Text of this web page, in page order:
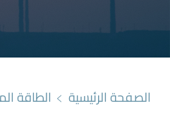
الصفحة الرئيسية الطاقة